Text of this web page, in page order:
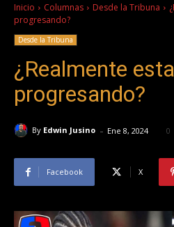
Inicio Columnas Desde la Tribuna
progresando?
Desde la Tribuna
¿Realmente
progresando?
By Edwin Jusino - Ene 8, 2024 0
Facebook X